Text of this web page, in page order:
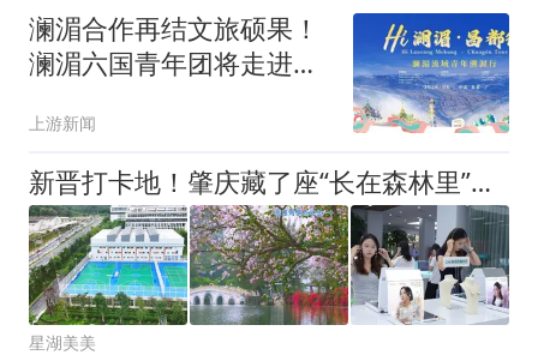
澜湄合作再结文旅硕果！
澜湄六国青年团将走进昌
上游新闻
新晋打卡地！肇庆藏了座“长在森林里”的工厂
星湖美美